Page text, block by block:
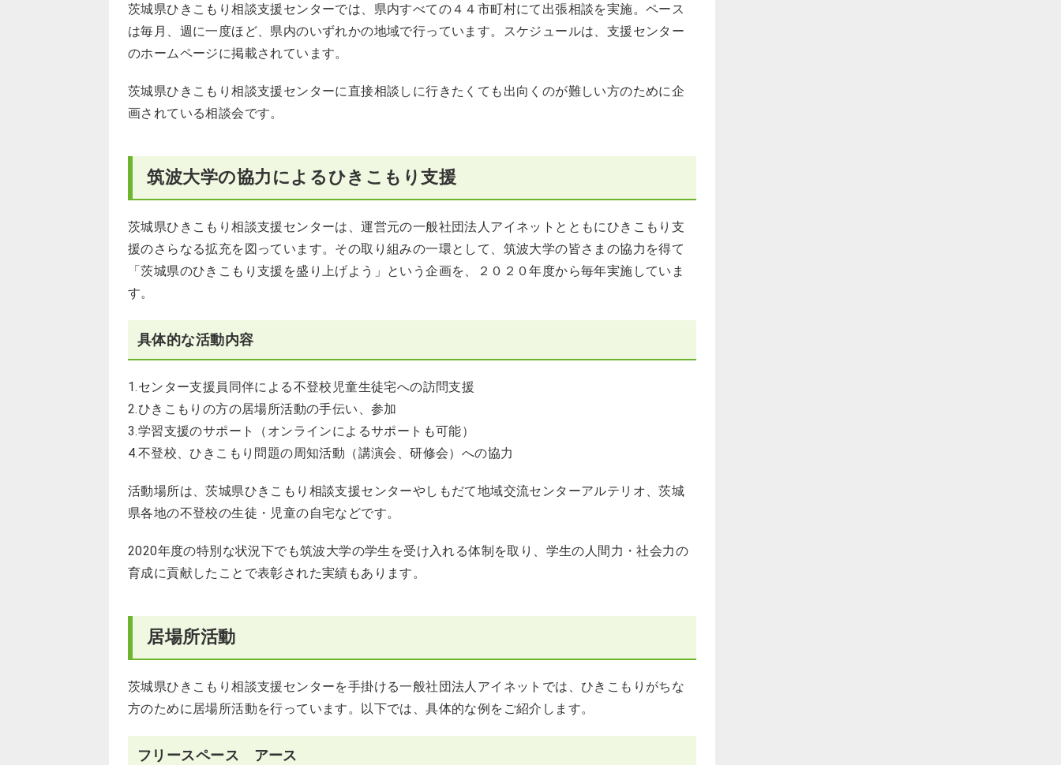
茨城県ひきこもり相談支援センターでは、県内すべての４４市町村にて出張相談を実施。ペース
は毎月、週に一度ほど、県内のいずれかの地域で行っています。スケジュールは、支援センター
のホームページに掲載されています。
茨城県ひきこもり相談支援センターに直接相談しに行きたくても出向くのが難しい方のために企
画されている相談会です。
筑波大学の協力によるひきこもり支援
茨城県ひきこもり相談支援センターは、運営元の一般社団法人アイネットとともにひきこもり支
援のさらなる拡充を図っています。その取り組みの一環として、筑波大学の皆さまの協力を得て
「茨城県のひきこもり支援を盛り上げよう」という企画を、２０２０年度から毎年実施していま
す。
具体的な活動内容
1.センター支援員同伴による不登校児童生徒宅への訪問支援
2.ひきこもりの方の居場所活動の手伝い、参加
3.学習支援のサポート（オンラインによるサポートも可能）
4.不登校、ひきこもり問題の周知活動（講演会、研修会）への協力
活動場所は、茨城県ひきこもり相談支援センターやしもだて地域交流センターアルテリオ、茨城
県各地の不登校の生徒・児童の自宅などです。
2020年度の特別な状況下でも筑波大学の学生を受け入れる体制を取り、学生の人間力・社会力の
育成に貢献したことで表彰された実績もあります。
居場所活動
茨城県ひきこもり相談支援センターを手掛ける一般社団法人アイネットでは、ひきこもりがちな
方のために居場所活動を行っています。以下では、具体的な例をご紹介します。
フリースペース アース